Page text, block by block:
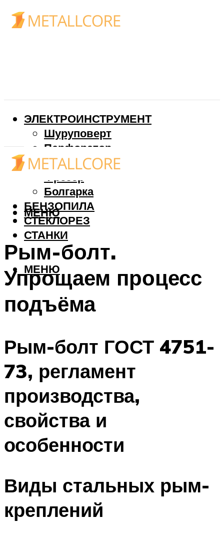
ЭЛЕКТРОИНСТРУМЕНТ
Шуруповерт
Перфоратор
Дрель
Фрезер
Болгарка
БЕНЗОПИЛА
СТЕКЛОРЕЗ
СТАНКИ
МЕНЮ
МЕНЮ
Рым-болт.
Упрощаем процесс
подъёма
Рым-болт ГОСТ 4751-
73, регламент
производства,
свойства и
особенности
Виды стальных рым-
креплений